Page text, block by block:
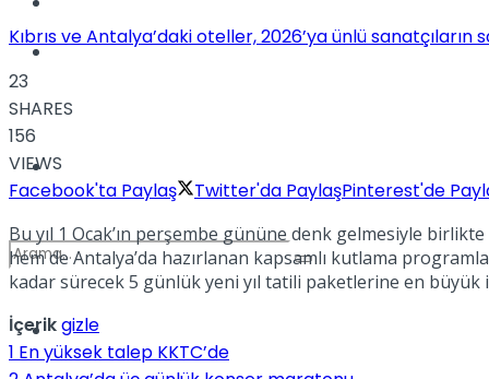
Dünya
Türkiye
Podcast
No Result
Kıbrıs ve Antalya’daki oteller, 2026’ya ünlü
23
SHARES
156
VIEWS
Facebook'ta Paylaş
Twitter'da PaylaşPinterest'de
Bu yıl 1 Ocak’ın perşembe gününe denk gelmesiyle
hem de Antalya’da hazırlanan kapsamlı kutlama
kadar sürecek 5 günlük yeni yıl tatili paketlerine en büyük
İçerikgizle
1 En yüksek talep KKTC’de